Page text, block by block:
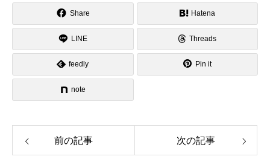
Share Hatena
LINE Threads
feedly Pin it
note
前の記事 次の記事